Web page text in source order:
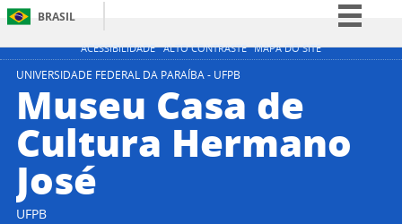
ACESSIBILIDADE ALTO CONTRASTE MAPA DO SITE
BRASIL
Simplifique!
Participe
Legislação
UNIVERSIDADE FEDERAL DA PARAÍBA - UFPB
Museu Casa de
Cultura Hermano
José
UFPB